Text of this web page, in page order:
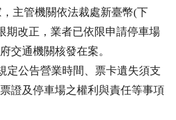
主管機關依法裁處新臺幣(下
期改正，業者已依限申請停車場
交通機關核發在案。
定公告營業時間、票卡遺失須支
證及停車場之權利與責任等事項